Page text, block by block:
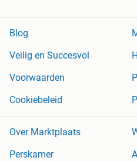
Blog
Veilig en Succesvol
Voorwaarden
Cookiebeleid
Over Marktplaats
Perskamer